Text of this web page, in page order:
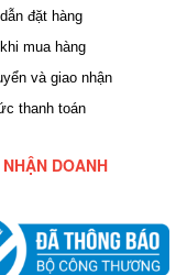
đặt hàng
mua hàng
và giao nhận
thanh toán
DOANH